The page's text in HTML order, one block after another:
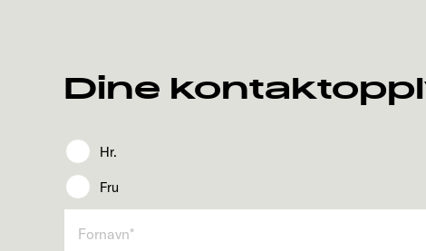
Dine
Hr.
Fru